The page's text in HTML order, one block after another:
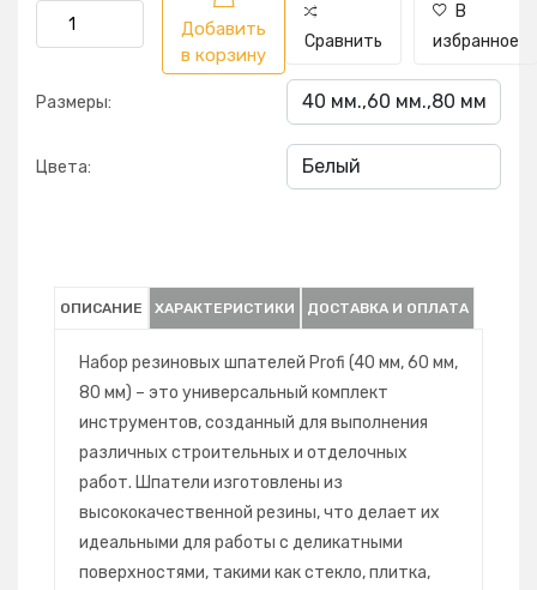
Добавить
в корзину
Сравнить
В
избранное
Размеры:
Цвета:
ОПИСАНИЕ ХАРАКТЕРИСТИКИ ДОСТАВКА И ОПЛАТА
Набор резиновых шпателей Profi (40 мм, 60 мм,
80 мм) – это универсальный комплект
инструментов, созданный для выполнения
различных строительных и отделочных
работ. Шпатели изготовлены из
высококачественной резины, что делает их
идеальными для работы с деликатными
поверхностями, такими как стекло, плитка,